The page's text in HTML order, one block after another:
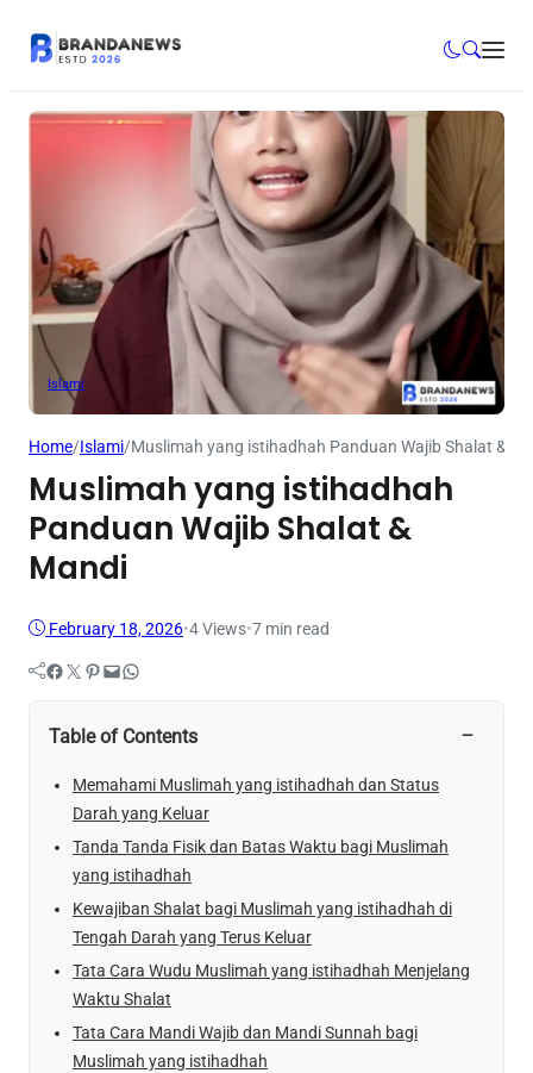
Islami
Home/Islami/Muslimah yang istihadhah Panduan Wajib Shalat &
Muslimah yang istihadhah
Panduan Wajib Shalat &
Mandi
February 18, 2026•4Views•7 min read
Facebook Twitter Pinterest Mail WhatsApp
Table of Contents −
Memahami Muslimah yang istihadhah dan Status
Darah yang Keluar
Tanda Tanda Fisik dan Batas Waktu bagi Muslimah
yang istihadhah
Kewajiban Shalat bagi Muslimah yang istihadhah di
Tengah Darah yang Terus Keluar
Tata Cara Wudu Muslimah yang istihadhah Menjelang
Waktu Shalat
Tata Cara Mandi Wajib dan Mandi Sunnah bagi
Muslimah yang istihadhah